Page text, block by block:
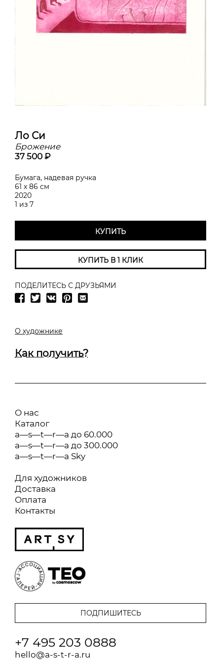
Ло Си
Брожение
37 500 ₽
Бумага, надевая ручка
61 х 86 см
2020
1 из 7
КУПИТЬ
КУПИТЬ В 1 КЛИК
ПОДЕЛИТЕСЬ С ДРУЗЬЯМИ
О художнике
Как получить?
О нас
Каталог
a—s—t—r—a до 60.000
a—s—t—r—a до 300.000
a—s—t—r—a Sky
Для художников
Доставка
Оплата
Контакты
+7 495 203 0888
hello@a-s-t-r-a.ru